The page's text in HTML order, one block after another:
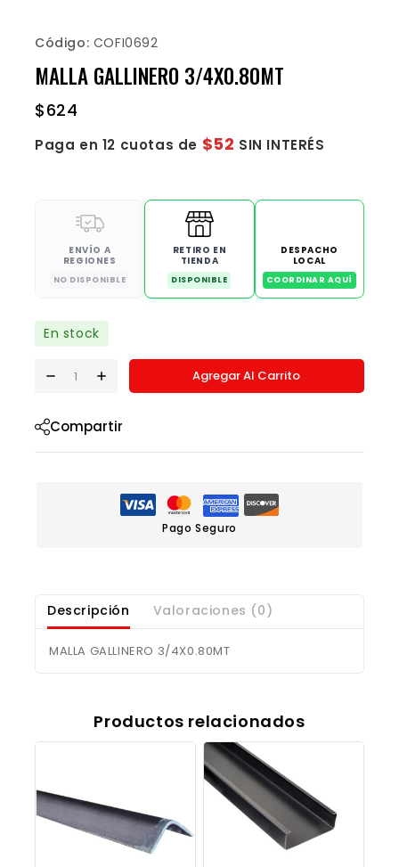
Código: COFI0692
MALLA GALLINERO 3/4X0.80MT
$624
Paga en 12 cuotas de $52 SIN INTERÉS
ENVÍO A
REGIONES
NO DISPONIBLE
RETIRO EN
TIENDA
DISPONIBLE
DESPACHO
LOCAL
COORDINAR AQUÍ
En stock
Agregar Al Carrito
Compartir
Pago Seguro
Descripción Valoraciones (0)
MALLA GALLINERO 3/4X0.80MT
Productos relacionados